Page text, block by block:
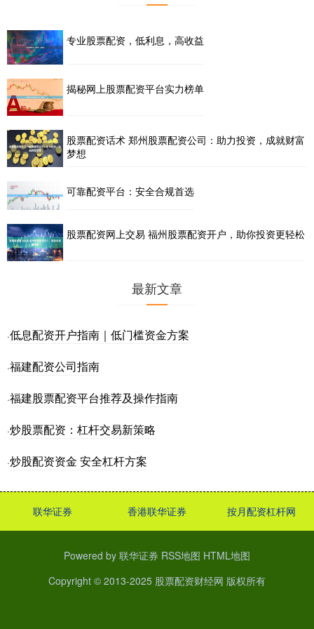
专业股票配资，低利息，高收益
揭秘网上股票配资平台实力榜单
股票配资话术 郑州股票配资公司：助力投资，成就财富
梦想
可靠配资平台：安全合规首选
股票配资网上交易 福州股票配资开户，助你投资更轻松
最新文章
·低息配资开户指南｜低门槛资金方案
·福建配资公司指南
·福建股票配资平台推荐及操作指南
·炒股票配资：杠杆交易新策略
·炒股配资资金 安全杠杆方案
联华证券 香港联华证券 按月配资杠杆网
Powered by 联华证券 RSS地图 HTML地图
Copyright © 2013-2025 股票配资财经网 版权所有